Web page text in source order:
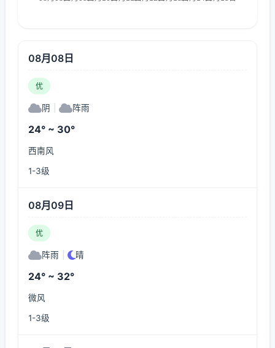
08月08日
优
阴 阵雨
24° ~ 30°
西南风
1-3级
08月09日
优
阵雨 晴
24° ~ 32°
微风
1-3级